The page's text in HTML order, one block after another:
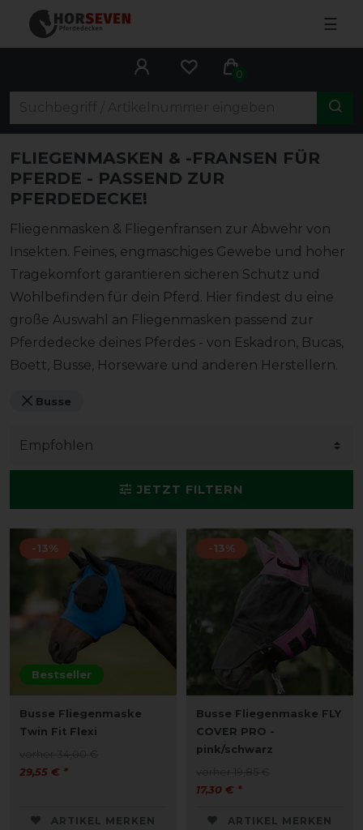
☰
0
FLIEGENMASKEN & -FRANSEN FÜR
PFERDE - PASSEND ZUR
PFERDEDECKE!
Fliegenmasken & Fliegenfransen zur Abwehr von
Insekten. Feines, engmaschiges Gewebe und hoher
Tragekomfort garantieren sicheren Schutz und
Wohlbefinden für dein Pferd. Hier findest du eine
große Auswahl an Fliegenmasken passend zur
Pferdedecke deines Pferdes - von Eskadron, Bucas,
Boett, Busse, Horseware und anderen Herstellern.
Busse
JETZT FILTERN
Bestseller
-13%
Busse Fliegenmaske
Twin Fit Flexi
29,55 € *
ARTIKEL MERKEN
-13%
Busse Fliegenmaske FLY
COVER PRO -
pink/schwarz
17,30 € *
ARTIKEL MERKEN